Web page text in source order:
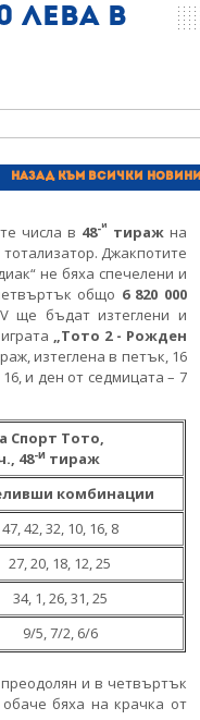
лева в
Назад към всички новини
числа в 48-и тираж на
Джакпотите
не бяха спечелени и
общо 6 820 000
ще бъдат изтеглени и
„Тото 2 - Рожден
изтеглена в петък, 16
и ден от седмицата – 7
Спорт Тото,
48-и тираж
комбинации
47, 42, 32, 10, 16, 8
27, 20, 18, 12, 25
34, 1, 26, 31, 25
9/5, 7/2, 6/6
и в четвъртък
бяха на крачка от